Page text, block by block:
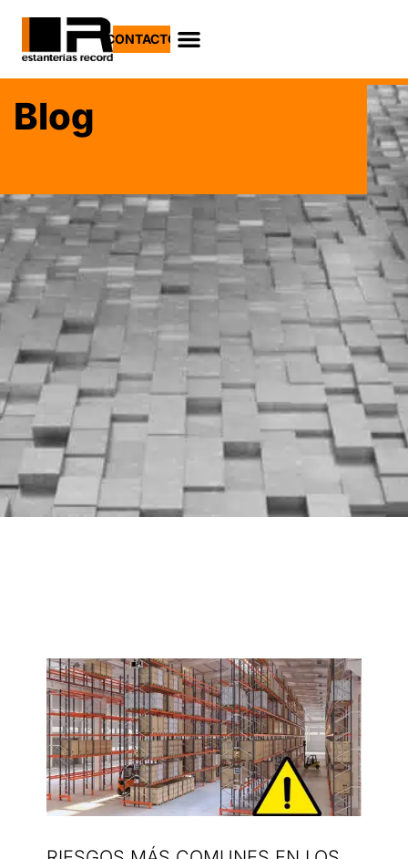
CONTACTO
Blog